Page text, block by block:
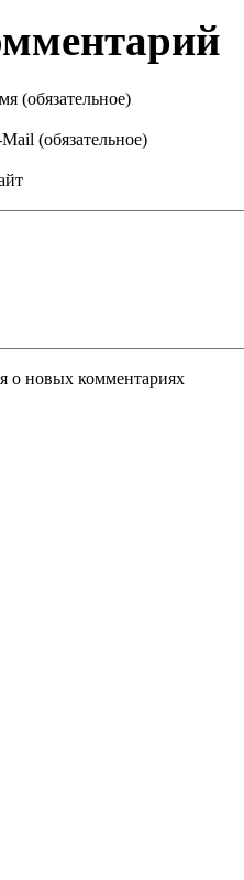
(обязательное)
(обязательное)
о новых комментариях